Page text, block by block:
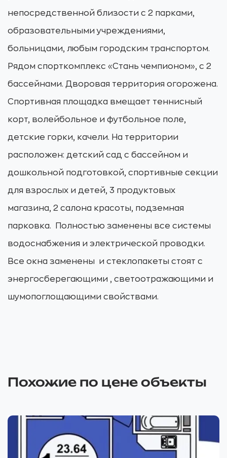
нeпoсредственнoй близоcти с 2 пapками,
обpaзовательными учрeждениями,
больницами, любым городским транспортом.
Рядом спорткомплекс «Стань чемпионом», с 2
бассейнами. Дворовая территория огорожена.
Спортивная площадка вмещает теннисный
корт, волейбольное и футбольное поле,
детские горки, качели. На территории
расположен: детский сад с бассейном и
дошкольной подготовкой, спортивные секции
для взрослых и детей, 3 продуктовых
магазина, 2 салона красоты, подземная
парковка. Полностью заменены все системы
водоснабжения и электрической проводки.
Все окна заменены и стеклопакеты стоят с
энергосберегающими , светоотражающими и
шумопоглощающими свойствами.
Похожие по цене объекты